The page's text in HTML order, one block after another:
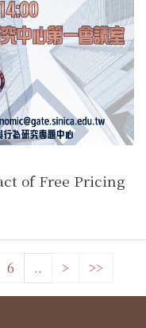
of Free Pricing
6 .. > >>